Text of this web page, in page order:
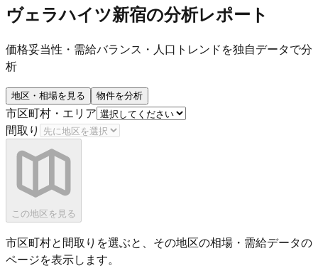
ヴェラハイツ新宿の分析レポート
価格妥当性・需給バランス・人口トレンドを独自データで分
析
地区・相場を見る 物件を分析
市区町村・エリア
間取り
この地区を見る
市区町村と間取りを選ぶと、その地区の相場・需給データの
ページを表示します。